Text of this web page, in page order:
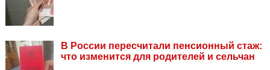
В России пересчитали пенсионный стаж:
что изменится для родителей и сельчан